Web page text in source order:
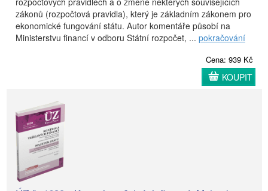
zákonů (rozpočtová pravidla), který je základním zákonem pro
ekonomické fungování státu. Autor komentáře působí na
Ministerstvu financí v odboru Státní rozpočet, ... pokračování
Cena: 939 Kč
KOUPIT